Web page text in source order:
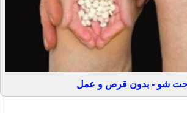
شو - بدون قرص و عمل